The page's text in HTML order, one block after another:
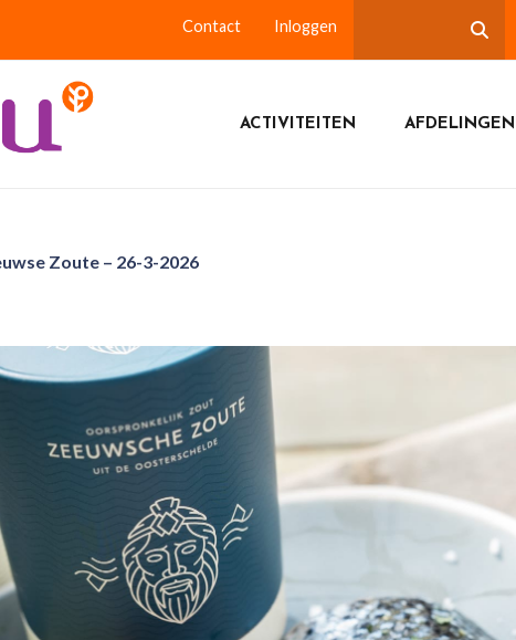
Contact Inloggen
ACTIVITEITEN AFDELINGEN
Zoute – 26-3-2026